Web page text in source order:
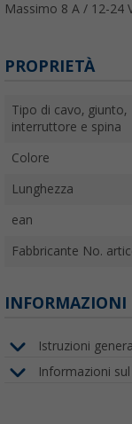
Massimo 8 A / 12-24
PROPRIETÀ
Tipo di cavo, giunto,
interruttore e spina
Colore
Lunghezza
ean
Fabbricante No.
INFORMAZIONI
Istruzioni
Informazioni